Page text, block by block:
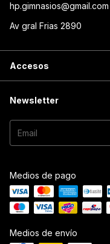
hp.gimnasios@gmail.com
Av gral Frias 2890
Accesos
Newsletter
Medios de pago
Medios de envío